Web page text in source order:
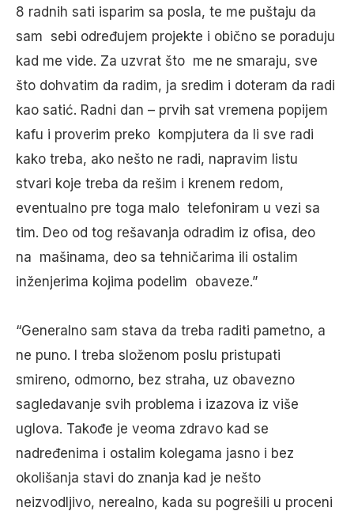
8 radnih sati isparim sa posla, te me puštaju da
sam sebi određujem projekte i obično se poraduju
kad me vide. Za uzvrat što me ne smaraju, sve
što dohvatim da radim, ja sredim i doteram da radi
kao satić. Radni dan – prvih sat vremena popijem
kafu i proverim preko kompjutera da li sve radi
kako treba, ako nešto ne radi, napravim listu
stvari koje treba da rešim i krenem redom,
eventualno pre toga malo telefoniram u vezi sa
tim. Deo od tog rešavanja odradim iz ofisa, deo
na mašinama, deo sa tehničarima ili ostalim
inženjerima kojima podelim obaveze.”
“Generalno sam stava da treba raditi pametno, a
ne puno. I treba složenom poslu pristupati
smireno, odmorno, bez straha, uz obavezno
sagledavanje svih problema i izazova iz više
uglova. Takođe je veoma zdravo kad se
nadređenima i ostalim kolegama jasno i bez
okolišanja stavi do znanja kad je nešto
neizvodljivo, nerealno, kada su pogrešili u proceni